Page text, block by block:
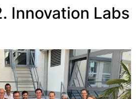
Innovation Labs